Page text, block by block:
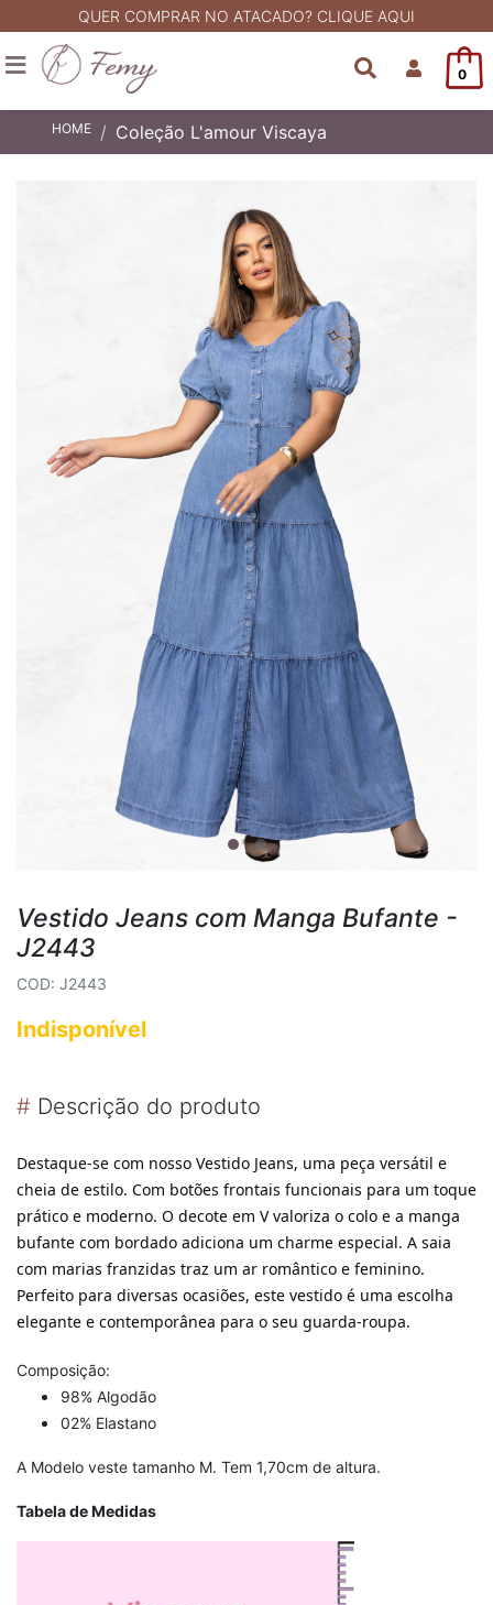
QUER COMPRAR NO ATACADO? CLIQUE AQUI
0
HOME Coleção L'amour Viscaya
Vestido Jeans com Manga Bufante -
J2443
COD: J2443
Indisponível
# Descrição do produto
Destaque-se com nosso Vestido Jeans, uma peça versátil e
cheia de estilo. Com botões frontais funcionais para um toque
prático e moderno. O decote em V valoriza o colo e a manga
bufante com bordado adiciona um charme especial. A saia
com marias franzidas traz um ar romântico e feminino.
Perfeito para diversas ocasiões, este vestido é uma escolha
elegante e contemporânea para o seu guarda-roupa.
Composição:
98% Algodão
02% Elastano
A Modelo veste tamanho M. Tem 1,70cm de altura.
Tabela de Medidas